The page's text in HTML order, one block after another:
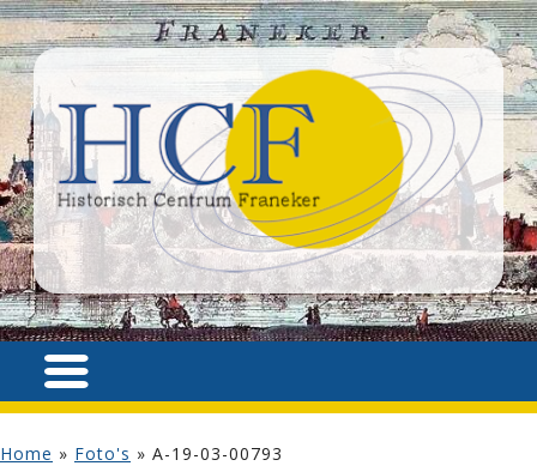
Home » Foto's » A-19-03-00793